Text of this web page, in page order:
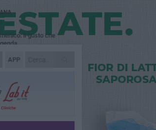
APP
il gusto che
Porta Pia: intervento
sei anni per un sogno:
distributore di